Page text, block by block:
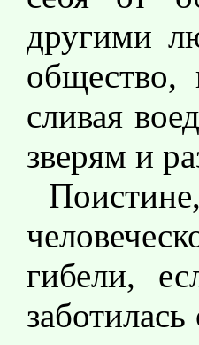
другими
общество,
сливая
зверям и
гибели,